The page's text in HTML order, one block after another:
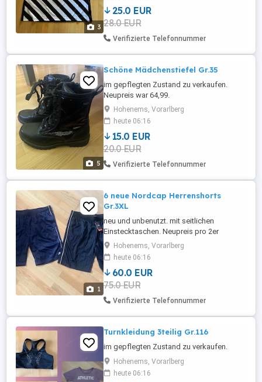
3
25.0 EUR
28.0 EUR
Verifizierte Telefonnummer
5
Schöne Mädchenstiefel Gr.35
im gepflegten Zustand zu verkaufen.
Neupreis war 64,99.
Hohenems, Vorarlberg
heute 06:16
15.0 EUR
20.0 EUR
Verifizierte Telefonnummer
1
6 neue Nordcap Herrenshorts
Gr.3XL
neu und unbenutzt. mit seitlichen
Einstecktaschen. Neupreis pro 2er
Packung war 27,99.
Hohenems, Vorarlberg
heute 06:16
60.0 EUR
75.0 EUR
Verifizierte Telefonnummer
Turnkleidung 3teilig Gr.116
im gepflegten Zustand zu verkaufen.
Hohenems, Vorarlberg
heute 06:16